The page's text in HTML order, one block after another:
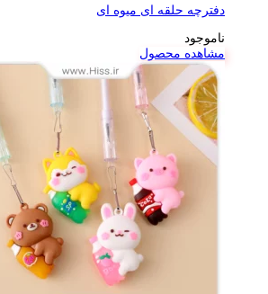
دفترچه حلقه ای میوه ای
ناموجود
مشاهده محصول